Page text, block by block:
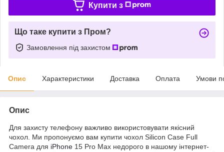
Купити з
Що таке купити з Пром?
Замовлення під захистом
Опис Характеристики Доставка Оплата Умови
Опис
Для захисту телефону важливо використовувати якісний
чохол. Ми пропонуємо вам купити чохол Silicon Case Full
Camera для iPhone 15 Pro Max недорого в нашому інтернет-